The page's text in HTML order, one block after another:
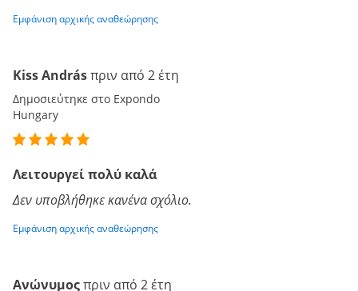
Εμφάνιση αρχικής αναθεώρησης
Kiss Andrásπριν από 2 έτη
Δημοσιεύτηκε στο Expondo
Hungary
Λειτουργεί πολύ καλά
Δεν υποβλήθηκε κανένα σχόλιο.
Εμφάνιση αρχικής αναθεώρησης
Ανώνυμοςπριν από 2 έτη